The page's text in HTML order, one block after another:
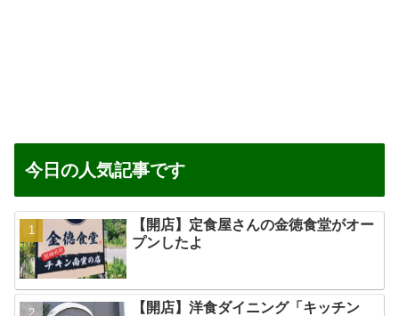
今日の人気記事です
【開店】定食屋さんの金徳食堂がオー
プンしたよ
【開店】洋食ダイニング「キッチン